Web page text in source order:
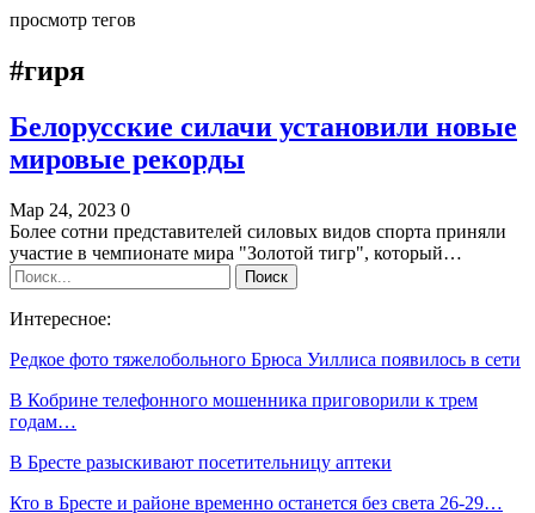
просмотр тегов
#гиря
Белорусские силачи установили новые
мировые рекорды
Мар 24, 2023 0
Более сотни представителей силовых видов спорта приняли
участие в чемпионате мира "Золотой тигр", который…
Интересное:
Редкое фото тяжелобольного Брюса Уиллиса появилось в сети
В Кобрине телефонного мошенника приговорили к трем
годам…
В Бресте разыскивают посетительницу аптеки
Кто в Бресте и районе временно останется без света 26-29…